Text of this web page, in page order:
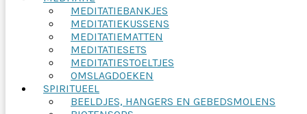
MEDITATIEBANKJES
MEDITATIEKUSSENS
MEDITATIEMATTEN
MEDITATIESETS
MEDITATIESTOELTJES
OMSLAGDOEKEN
SPIRITUEEL
BEELDJES, HANGERS EN GEBEDSMOLENS